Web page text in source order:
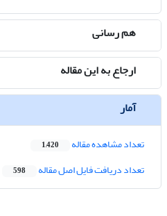
هم رسانی
ارجاع به این مقاله
آمار
تعداد مشاهده مقاله 1,420
تعداد دریافت فایل اصل مقاله 598